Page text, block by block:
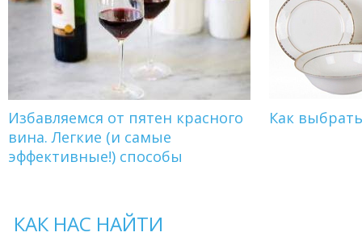
Избавляемся от пятен красного
вина. Легкие (и самые
эффективные!) способы
Как
КАК НАС НАЙТИ